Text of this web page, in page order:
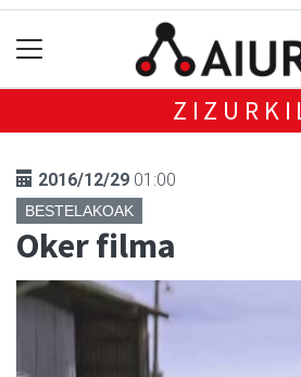
2016/12/29 01:00
BESTELAKOAK
Oker filma